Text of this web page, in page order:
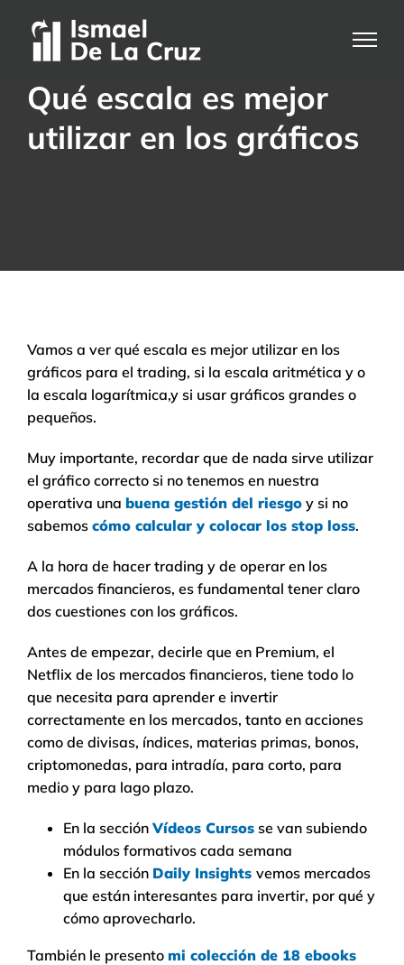
Qué escala es mejor
utilizar en los gráficos
Vamos a ver qué escala es mejor utilizar en los
gráficos para el trading, si la escala aritmética y o
la escala logarítmica,y si usar gráficos grandes o
pequeños.
Muy importante, recordar que de nada sirve utilizar
el gráfico correcto si no tenemos en nuestra
operativa una buena gestión del riesgo y si no
sabemos cómo calcular y colocar los stop loss.
A la hora de hacer trading y de operar en los
mercados financieros, es fundamental tener claro
dos cuestiones con los gráficos.
Antes de empezar, decirle que en Premium, el
Netflix de los mercados financieros, tiene todo lo
que necesita para aprender e invertir
correctamente en los mercados, tanto en acciones
como de divisas, índices, materias primas, bonos,
criptomonedas, para intradía, para corto, para
medio y para lago plazo.
En la sección Vídeos Cursos se van subiendo
módulos formativos cada semana
En la sección Daily Insights vemos mercados
que están interesantes para invertir, por qué y
cómo aprovecharlo.
También le presento mi colección de 18 ebooks